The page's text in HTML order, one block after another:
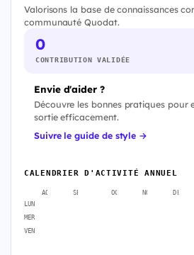
Valorisons la base de connaissances
communauté Quodat.
0
CONTRIBUTION VALIDÉE
Envie d'aider ?
Découvre les bonnes pratiques pour
sortie efficacement.
Suivre le guide de style →
CALENDRIER D'ACTIVITÉ ANNUEL
AOÛT SEPT. OCT. NOV. DÉC.
LUN
MER
VEN